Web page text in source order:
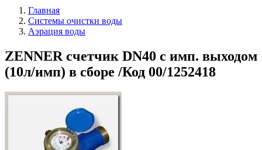
Главная
Системы очистки воды
Аэрация воды
ZENNER счетчик DN40 с имп. выходом
(10л/имп) в сборе /Код 00/1252418